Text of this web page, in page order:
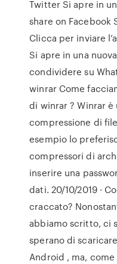
Twitter Si apre in
share on Facebook
Clicca per inviare
Si apre in una
condividere su
winrar Come
di winrar ? Winrar
compressione di
esempio lo
compressori di
inserire una
dati. 20/10/2019 ·
craccato?
abbiamo scritto, ci
sperano di
Android , ma,